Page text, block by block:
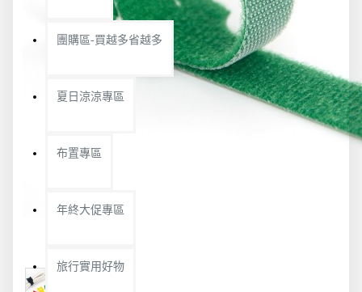
團購區-買越多省越多
夏日涼涼專區
布置專區
年終大促專區
旅行實用好物